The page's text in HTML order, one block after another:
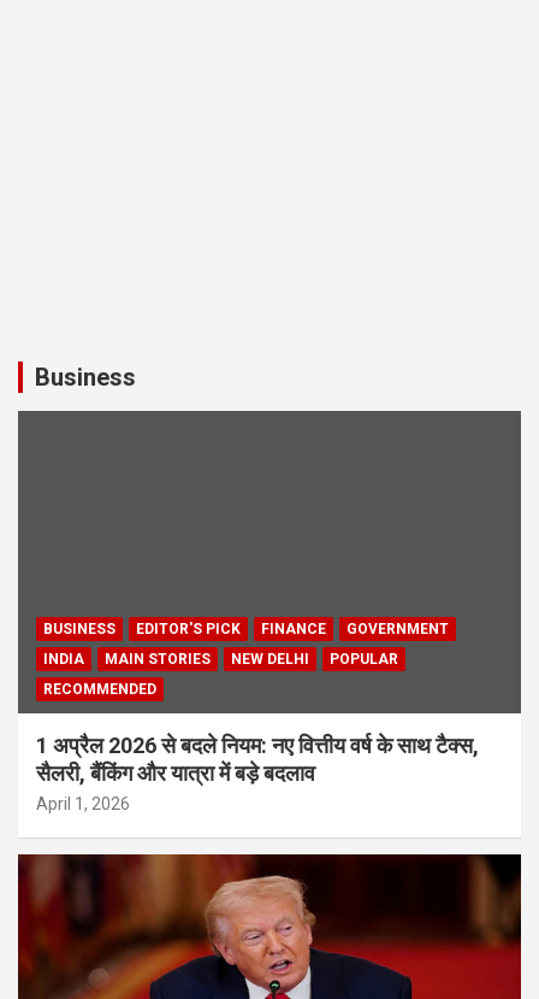
Business
BUSINESS EDITOR'S PICK FINANCE
GOVERNMENT
INDIA
MAIN STORIES NEW DELHI
POPULAR
RECOMMENDED
1 अप्रैल 2026 से बदले नियम: नए वित्तीय वर्ष के साथ टैक्स,
सैलरी, बैंकिंग और यात्रा में बड़े बदलाव
April 1, 2026